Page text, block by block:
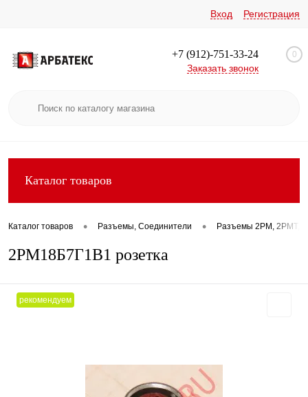
Вход Регистрация
+7 (912)-751-33-24
Заказать звонок
0
Каталог товаров
Каталог товаров • Разъемы, Соединители • Разъемы 2РМ, 2РМТ,
2РМ18Б7Г1В1 розетка
рекомендуем